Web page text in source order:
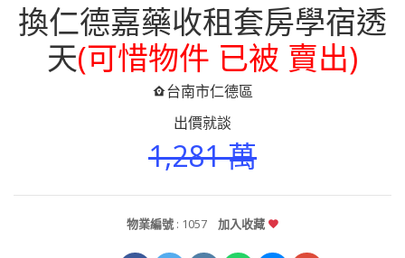
換仁德嘉藥收租套房學宿透
天(可惜物件 已被 賣出)
台南市仁德區
出價就談
1,281 萬
物業編號: 1057 加入收藏